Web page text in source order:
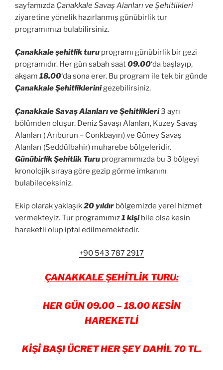
sayfamızda Çanakkale Savaş Alanları ve Şehitlikleri
ziyaretine yönelik hazırlanmış günübirlik tur
programımızı bulabilirsiniz.
Çanakkale şehitlik turu programı günübirlik bir gezi
programıdır. Her gün sabah saat09.00‘da başlayıp,
akşam 18.00‘da sona erer. Bu program ile tek bir günde
Çanakkale Şehitliklerinigezebilirsiniz.
Çanakkale Savaş Alanları ve Şehitlikleri3 ayrı
bölümden oluşur. Deniz Savaşı Alanları, Kuzey Savaş
Alanları ( Arıburun – Conkbayırı) ve Güney Savaş
Alanları (Seddülbahir) muharebe bölgeleridir.
Günübirlik Şehitlik Turu programımızda bu 3 bölgeyi
kronolojik sıraya göre gezip görme imkanını
bulabileceksiniz.
Ekip olarak yaklaşık20 yıldır bölgemizde yerel hizmet
vermekteyiz. Tur programımız1 kişibile olsa kesin
hareketli olup iptal edilmemektedir.
+90 543 787 2917
ÇANAKKALE ŞEHİTLİK TURU:
HER GÜN 09.00 – 18.00 KESİN
HAREKETLİ
KİŞİ BAŞI ÜCRET HER ŞEY DAHİL 70 TL.